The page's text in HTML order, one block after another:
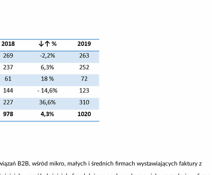
B2B, wśród mikro, małych i średnich firmach wystawiających faktury z